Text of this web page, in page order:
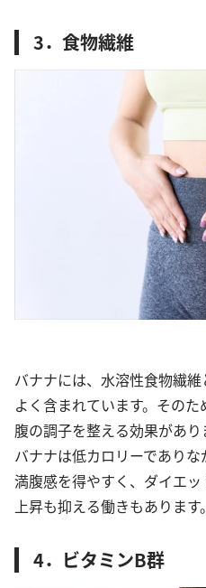
3．食物繊維
バナナには、水溶性食物繊
よく含まれています。その
腹の調子を整える効果があり
バナナは低カロリーでありな
満腹感を得やすく、ダイエ
上昇も抑える働きもあります。
4．ビタミンB群